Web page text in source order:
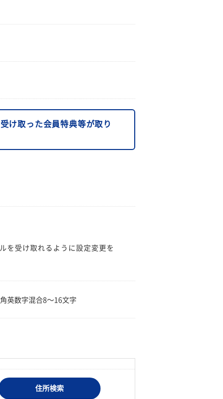
け取った会員特典等が取り
を受け取れるように設定変更を
英数字混合8〜16文字
住所検索